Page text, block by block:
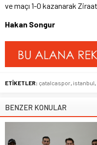
ve maçı 1-0 kazanarak
Hakan Songur
ETİKETLER: çatalcaspor istanbul
BENZER KONULAR